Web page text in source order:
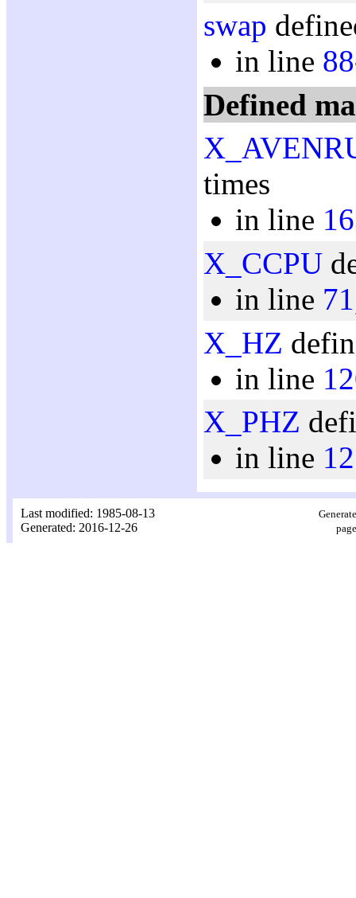
swap
in line 88
Defined
times
in line
X_CCPU
in line 71
X_HZ
in line
X_PHZ
in line
Last modified: 1985-08-13
Generated: 2016-12-26